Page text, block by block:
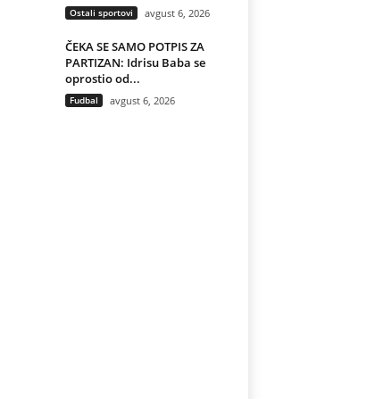
Ostali sportovi avgust 6, 2026
ČEKA SE SAMO POTPIS ZA
PARTIZAN: Idrisu Baba se
oprostio od...
Fudbal avgust 6, 2026